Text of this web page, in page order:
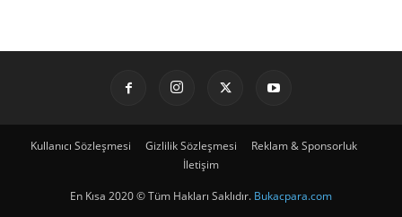
Kullanıcı Sözleşmesi Gizlilik Sözleşmesi
Reklam & Sponsorluk
İletişim
En Kısa 2020 © Tüm Hakları Saklıdır. Bukacpara.com